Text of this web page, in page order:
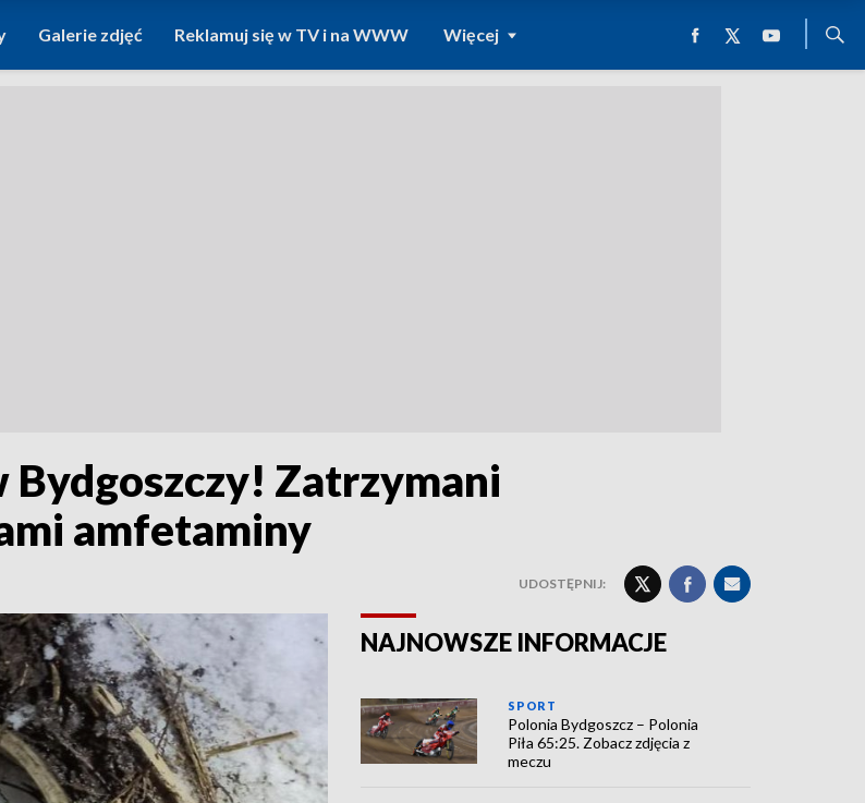
Galerie zdjęć Reklamuj się w TV i na WWW Więcej
Zatrzymani
amfetaminy
UDOSTĘPNIJ:
NAJNOWSZE INFORMACJE
SPORT
Polonia Bydgoszcz – Polonia
Piła 65:25. Zobacz zdjęcia z
meczu